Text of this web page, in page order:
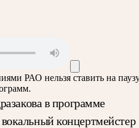
РАО нельзя ставить на
в программе
концертмейстер